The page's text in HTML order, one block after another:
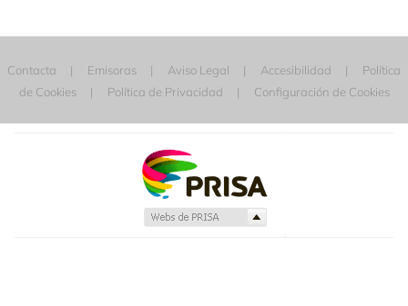
Contacta Emisoras Aviso Legal Accesibilidad
Política
de Cookies
Política de Privacidad Configuración de Cookies